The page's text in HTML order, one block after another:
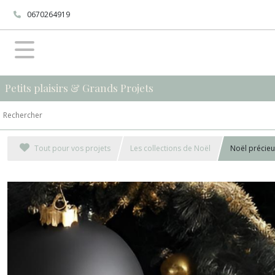
0670264919
Petits plaisirs & Grands Projets
Tout pour vos projets Les collections de Noël Noël